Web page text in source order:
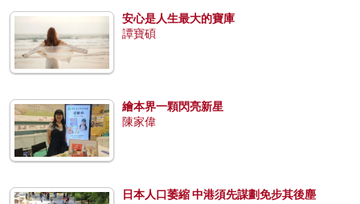
安心是人生最大的寶庫
譚寶碩
繪本界一顆閃亮新星
陳家偉
日本人口萎縮 中港須先謀劃免步其後塵